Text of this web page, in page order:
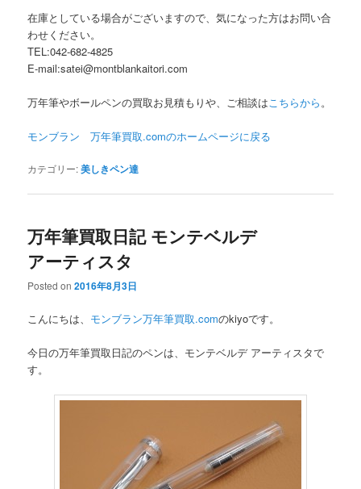
在庫としている場合がございますので、気になった方はお問い合
わせください。
TEL:042-682-4825
E-mail:satei@montblankaitori.com
万年筆やボールペンの買取お見積もりや、ご相談はこちらから。
モンブラン 万年筆買取.comのホームページに戻る
カテゴリー:美しきペン達
万年筆買取日記 モンテベルデ
アーティスタ
Posted on2016年8月3日
こんにちは、 モンブラン万年筆買取.comのkiyoです。
今日の万年筆買取日記のペンは、モンテベルデ アーティスタで
す。